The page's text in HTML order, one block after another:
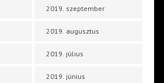
2019. szeptember
2019. augusztus
2019. július
2019. június